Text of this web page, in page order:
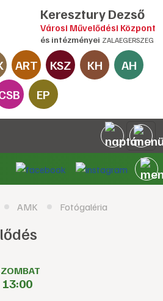
Keresztury Dezső
Városi Művelődési Központ
és intézményei ZALAEGERSZEG
ART KSZ KH
AH
EP
AMK Fotógaléria
13:00